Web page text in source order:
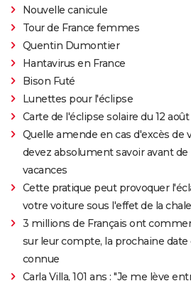
Nouvelle canicule
Tour de France femmes
Quentin Dumontier
Hantavirus en France
Bison Futé
Lunettes pour l'éclipse
Carte de l'éclipse solaire du 12 août
Quelle amende en cas d'excès de
devez absolument savoir avant
vacances
Cette pratique peut provoquer
votre voiture sous l'effet de la
3 millions de Français ont
sur leur compte, la prochaine
connue
Carla Villa, 101 ans : "Je me lève